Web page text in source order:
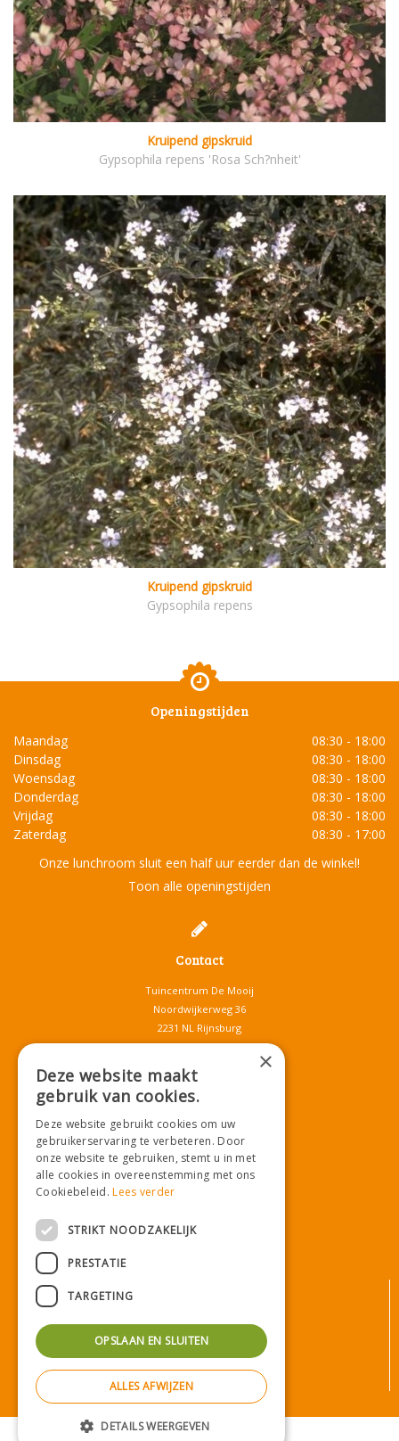
Kruipend gipskruid
Gypsophila repens 'Rosa Sch?nheit'
Kruipend gipskruid
Gypsophila repens
Openingstijden
Maandag
08:30 - 18:00
Dinsdag
08:30 - 18:00
Woensdag
08:30 - 18:00
Donderdag
08:30 - 18:00
Vrijdag
08:30 - 18:00
Zaterdag
08:30 - 17:00
Onze lunchroom sluit een half uur eerder dan de winkel!
Toon alle openingstijden
Contact
Tuincentrum De Mooij
Noordwijkerweg 36
2231 NL Rijnsburg
T.071-4080959
info@tuincentrumdemooij.nl
Download onze App!
Green Solutions|Tuincentrum Overzicht
×
Deze website maakt
gebruik van cookies.
Deze website gebruikt cookies om uw
gebruikerservaring te verbeteren. Door
onze website te gebruiken, stemt u in met
alle cookies in overeenstemming met ons
Cookiebeleid.Lees verder
STRIKT NOODZAKELIJK
PRESTATIE
TARGETING
OPSLAAN EN SLUITEN
ALLES AFWIJZEN
DETAILS WEERGEVEN